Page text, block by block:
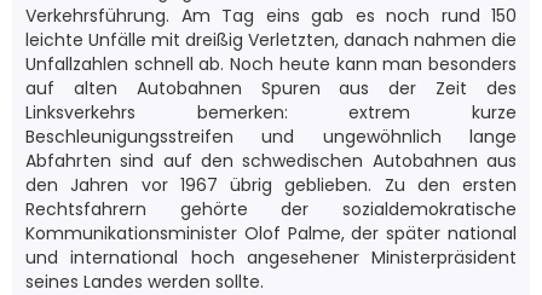
Verkehrsführung. Am Tag eins gab es noch rund 150
leichte Unfälle mit dreißig Verletzten, danach nahmen die
Unfallzahlen schnell ab. Noch heute kann man besonders
auf alten Autobahnen Spuren aus der Zeit des
Linksverkehrs bemerken: extrem kurze
Beschleunigungsstreifen und ungewöhnlich lange
Abfahrten sind auf den schwedischen Autobahnen aus
den Jahren vor 1967 übrig geblieben. Zu den ersten
Rechtsfahrern gehörte der sozialdemokratische
Kommunikationsminister Olof Palme, der später national
und international hoch angesehener Ministerpräsident
seines Landes werden sollte.